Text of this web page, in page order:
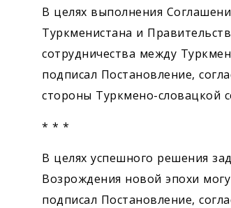
Экономика
Общество
Спорт
В целях выполнения
Туркменистана и
сотрудничества между
подписал Постановление,
стороны Туркмено-словацкой
* * *
В целях успешного решения
Возрождения новой эпохи
подписал Постановление,